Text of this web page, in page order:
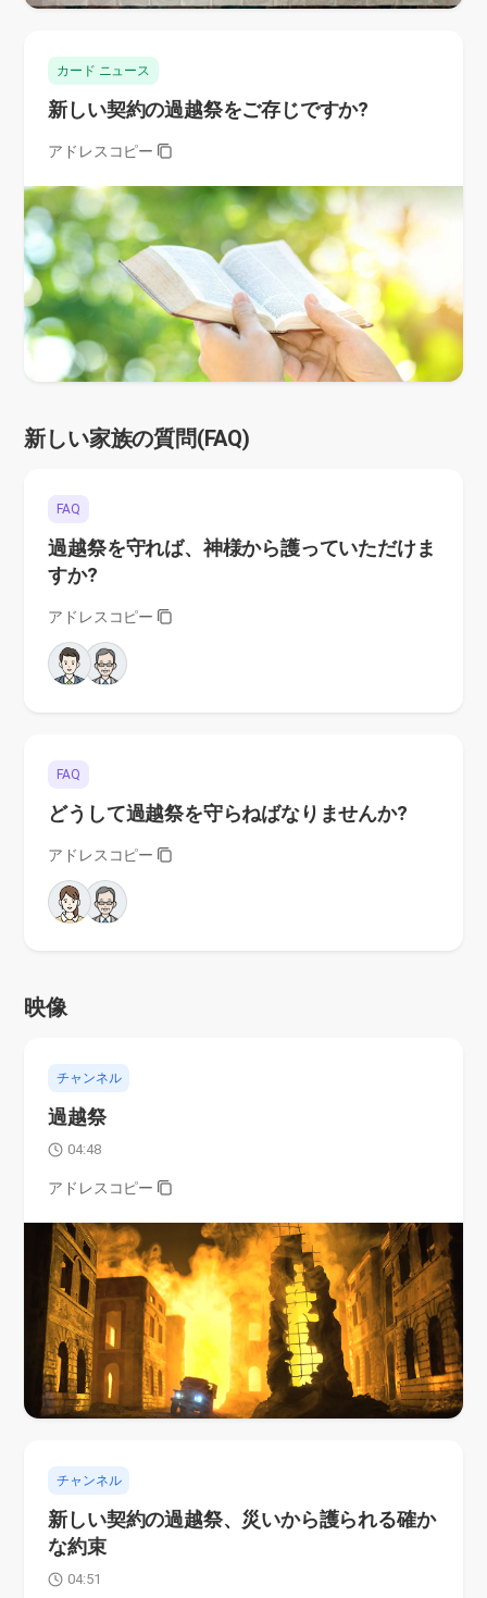
カード ニュース
新しい契約の過越祭をご存じですか?
アドレスコピー
新しい家族の質問(FAQ)
FAQ
過越祭を守れば、神様から護っていただけま
すか?
アドレスコピー
FAQ
どうして過越祭を守らねばなりませんか?
アドレスコピー
映像
チャンネル
過越祭
04:48
アドレスコピー
チャンネル
新しい契約の過越祭、災いから護られる確か
な約束
04:51